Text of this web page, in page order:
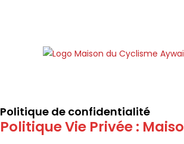
Politique de confidentialité
Politique Vie Privée :